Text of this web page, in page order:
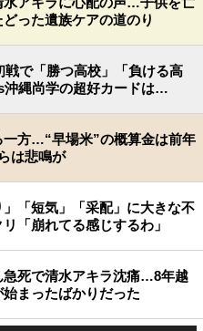
った遺族ケアの道のり
戦で「勝つ高校」「負ける高
沖縄尚学の超好カードは…
一方…“早場米”の概算金は前年
は悲鳴が
「短気」「采配」に大きな不
「崩れてる感じするわ」
急死で清水アキラ沈痛…8年越
まったばかりだった